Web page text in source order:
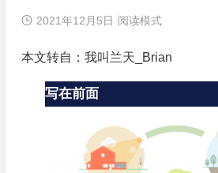
2021年12月5日 阅读模式
本文转自：我叫兰天_Brian
写在前面